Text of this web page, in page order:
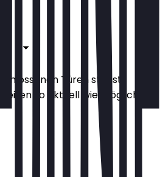
Türen stehst,
so aktuell wie möglich.